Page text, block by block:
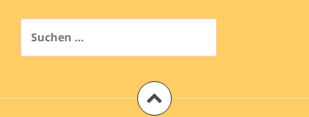
nach: